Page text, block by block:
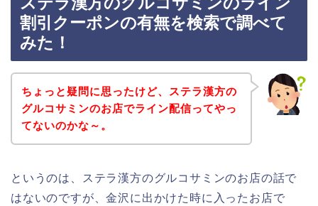
割引クーポンの有無を検索で調べて
みた！
ちょっと疑問に思ったけど、ステラ漢方の
グルコサミンのお店でライン配信ってやっ
てないのかな～。
というのは、ステラ漢方のグルコサミンのお店の話で
はないのですが、金沢に出かけた時に入ったお店で